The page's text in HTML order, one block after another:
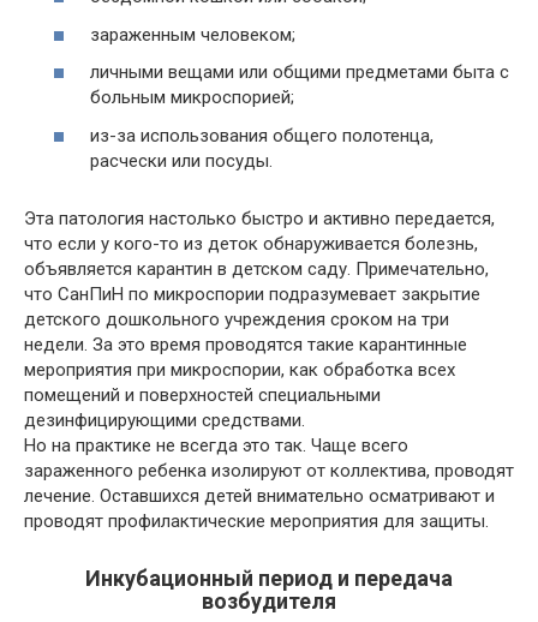
зараженным человеком;
личными вещами или общими предметами быта с
больным микроспорией;
из-за использования общего полотенца,
расчески или посуды.
Эта патология настолько быстро и активно передается,
что если у кого-то из деток обнаруживается болезнь,
объявляется карантин в детском саду. Примечательно,
что СанПиН по микроспории подразумевает закрытие
детского дошкольного учреждения сроком на три
недели. За это время проводятся такие карантинные
мероприятия при микроспории, как обработка всех
помещений и поверхностей специальными
дезинфицирующими средствами.
Но на практике не всегда это так. Чаще всего
зараженного ребенка изолируют от коллектива, проводят
лечение. Оставшихся детей внимательно осматривают и
проводят профилактические мероприятия для защиты.
Инкубационный период и передача
возбудителя